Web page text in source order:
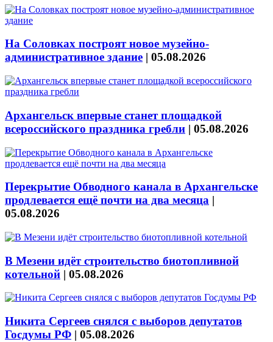
На Соловках построят новое музейно-
административное здание | 05.08.2026
Архангельск впервые станет площадкой
всероссийского праздника гребли | 05.08.2026
Перекрытие Обводного канала в Архангельске
продлевается ещё почти на два месяца |
05.08.2026
В Мезени идёт строительство биотопливной
котельной | 05.08.2026
Никита Сергеев снялся с выборов депутатов
Госдумы РФ | 05.08.2026